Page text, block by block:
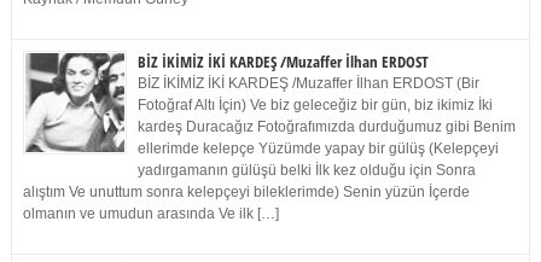
BİZ İKİMİZ İKİ KARDEŞ /Muzaffer İlhan ERDOST
BİZ İKİMİZ İKİ KARDEŞ /Muzaffer İlhan ERDOST (Bir
Fotoğraf Altı İçin) Ve biz geleceğiz bir gün, biz ikimiz İki
kardeş Duracağız Fotoğrafımızda durduğumuz gibi Benim
ellerimde kelepçe Yüzümde yapay bir gülüş (Kelepçeyi
yadırgamanın gülüşü belki İlk kez olduğu için Sonra
alıştım Ve unuttum sonra kelepçeyi bileklerimde) Senin yüzün İçerde
olmanın ve umudun arasında Ve ilk […]